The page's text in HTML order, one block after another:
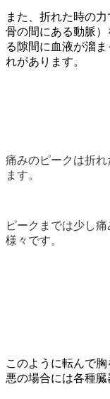
また、折れた時の力
骨の間にある動脈
る隙間に血液が溜ま
れがあります。
痛みのピークは折
ます。
ピークまでは少し
様々です。
このように転んで
悪の場合には各種臓